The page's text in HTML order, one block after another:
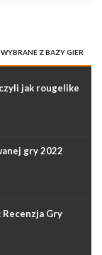
WYBRANE Z BAZY GIER
jak rougelike
gry 2022
Gry